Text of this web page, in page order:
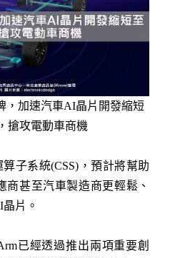
，加速汽車AI晶片開發縮短
搶攻電動車商機
子系統(CSS)，預計將幫助
商甚至汽車製造商更輕鬆、
片。
已經透過推出兩項重要創